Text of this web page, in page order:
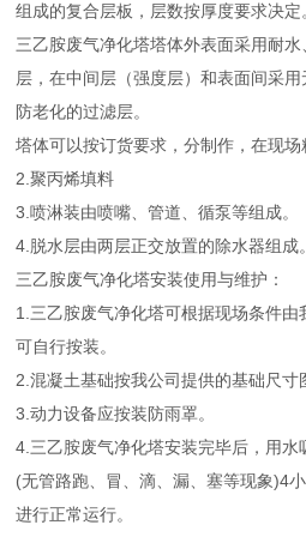
组成的复合层板，层数按厚度要求决定
三乙胺废气净化塔塔体外表面采用耐
层，在中间层（强度层）和表面间采
防老化的过滤层。
塔体可以按订货要求，分制作，在现场
2.聚丙烯填料
3.喷淋装由喷嘴、管道、循泵等组成。
4.脱水层由两层正交放置的除水器组成。
三乙胺废气净化塔安装使用与维护：
1.三乙胺废气净化塔可根据现场条件
可自行按装。
2.混凝土基础按我公司提供的基础尺寸
3.动力设备应按装防雨罩。
4.三乙胺废气净化塔安装完毕后，用
(无管路跑、冒、滴、漏、塞等现象)4
进行正常运行。